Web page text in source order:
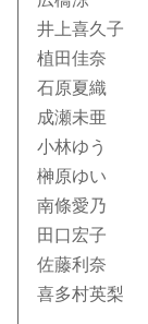
井上喜久子
植田佳奈
石原夏織
成瀬未亜
小林ゆう
榊原ゆい
南條愛乃
田口宏子
佐藤利奈
喜多村英梨